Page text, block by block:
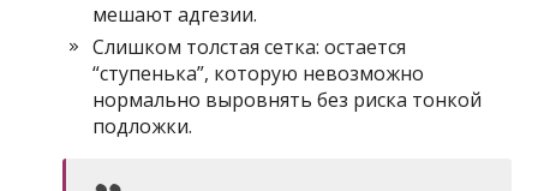
мешают адгезии.
Слишком толстая сетка: остается
“ступенька”, которую невозможно
нормально выровнять без риска тонкой
подложки.